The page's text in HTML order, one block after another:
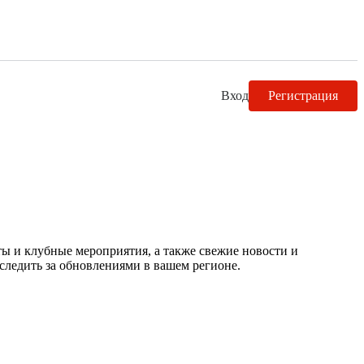
Вход Регистрация
и клубные мероприятия, а также свежие новости и
за обновлениями в вашем регионе.